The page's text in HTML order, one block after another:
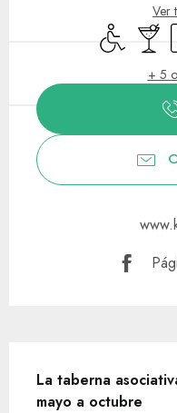
Ver
AccesoBar /
+ 5
La taberna
mayo a octubre